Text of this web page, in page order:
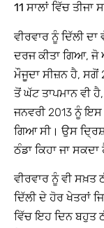
11 ਸਾਲਾਂ ਵਿੱਚ ਤੀਜਾ
ਵੀਰਵਾਰ ਨੂੰ ਦਿੱਲੀ
ਦਰਜ ਕੀਤਾ ਗਿਆ, ਜੋ
ਮੌਜੂਦਾ ਸੀਜ਼ਨ ਹੈ, ਸਗੋਂ
ਤੋਂ ਘੱਟ ਤਾਪਮਾਨ ਵੀ
ਜਨਵਰੀ 2013 ਨੂੰ ਇਸ
ਗਿਆ ਸੀ। ਉਸ
ਠੰਡਾ ਕਿਹਾ ਜਾ ਸਕਦਾ
ਵੀਰਵਾਰ ਨੂੰ ਵੀ ਸਖ਼ਤ
ਦਿੱਲੀ ਦੇ ਹੋਰ ਖੇਤਰਾਂ
ਵਿੱਚ ਇਹ ਦਿਨ ਬਹੁਤ